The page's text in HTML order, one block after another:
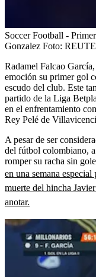
Soccer Football -
Gonzalez Foto:
Radamel Falcao
emoción su primer gol
escudo del club. Este
partido de la Liga
en el enfrentamiento
Rey Pelé de
A pesar de ser
del fútbol colombiano,
romper su racha sin
en una semana
muerte del hincha
anotar.